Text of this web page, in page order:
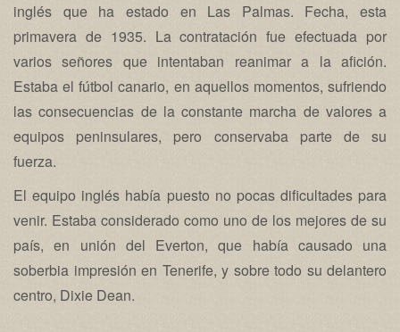
inglés que ha estado en Las Palmas. Fecha, esta
primavera de 1935. La contratación fue efectuada por
varios señores que intentaban reanimar a la afición.
Estaba el fútbol canario, en aquellos momentos, sufriendo
las consecuencias de la constante marcha de valores a
equipos peninsulares, pero conservaba parte de su
fuerza.
El equipo inglés había puesto no pocas dificultades para
venir. Estaba considerado como uno de los mejores de su
país, en unión del Everton, que había causado una
soberbia impresión en Tenerife, y sobre todo su delantero
centro, Dixie Dean.